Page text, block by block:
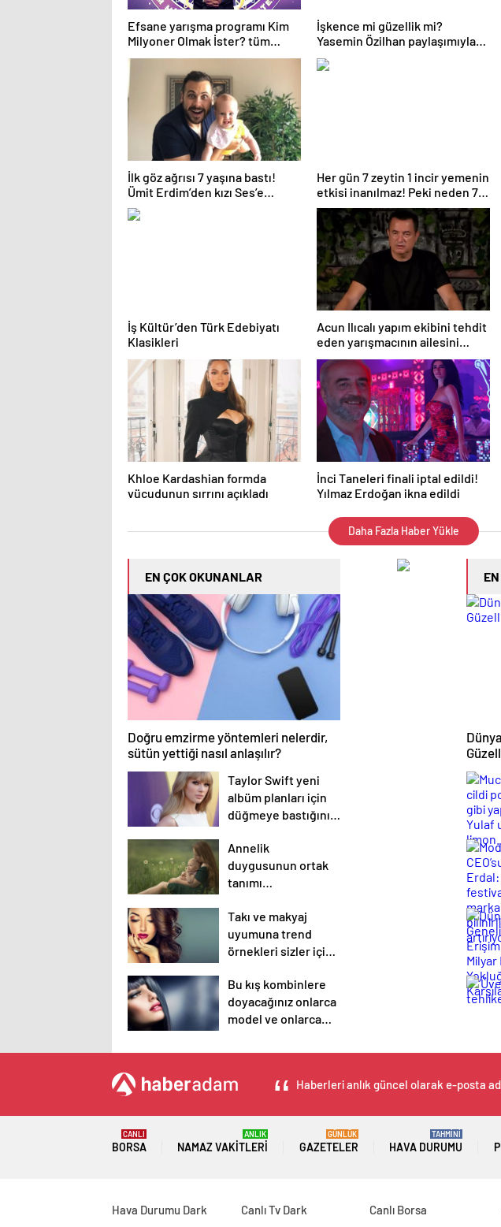
Efsane yarışma programı Kim
Milyoner Olmak İster? tüm
hızıyla devam ediyor!
İşkence mi güzellik mi?
Yasemin Özilhan paylaşımıyla
‘yok artık’ dedirtti!
İlk göz ağrısı 7 yaşına bastı!
Ümit Erdim’den kızı Ses’e
duygusal kutlama! “Son
nefesime kadar seninleyim”
Her gün 7 zeytin 1 incir yemenin
etkisi inanılmaz! Peki neden 7
zeytin 1 incir?
İş Kültür’den Türk Edebiyatı
Klasikleri
Acun Ilıcalı yapım ekibini tehdit
eden yarışmacının ailesini
açıkladı
Khloe Kardashian formda
vücudunun sırrını açıkladı
İnci Taneleri finali iptal edildi!
Yılmaz Erdoğan ikna edildi
Daha Fazla Haber Yükle
EN ÇOK OKUNANLAR
Doğru emzirme yöntemleri nelerdir,
sütün yettiği nasıl anlaşılır?
Taylor Swift yeni
albüm planları için
düğmeye bastığını
duyurdu!
Annelik
duygusunun ortak
tanımı
başlık.
Takı ve makyaj
uyumuna trend
örnekleri sizler için
Bu kış kombinlere
doyacağınız onlarca
model ve onlarca
Haberleri anlık güncel olarak e-posta
BORSA
CANLI
NAMAZ VAKITLERI
ANLIK
GAZETELER
GÜNLÜK
HAVA DURUMU
TAHMİNİ
Hava Durumu Dark
Canlı Tv Dark
Canlı Borsa